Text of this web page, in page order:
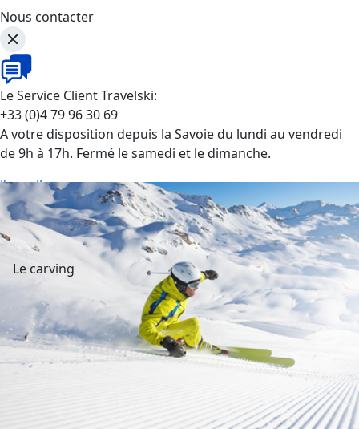
Nous contacter
Le Service Client Travelski:
+33 (0)4 79 96 30 69
A votre disposition depuis la Savoie du lundi au vendredi
de 9h à 17h. Fermé le samedi et le dimanche.
J'appelle
Le carving